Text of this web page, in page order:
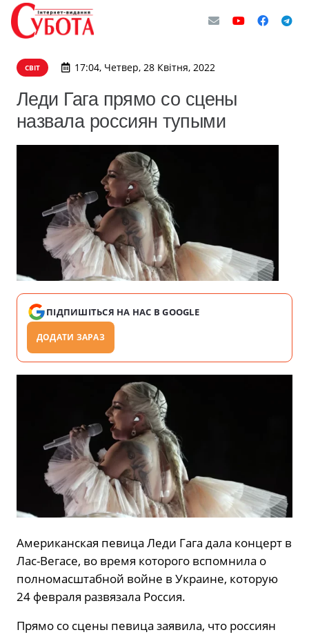
СВІТ 17:04, Четвер, 28 Квітня, 2022
Леди Гага прямо со сцены
назвала россиян тупыми
ПІДПИШІТЬСЯ НА НАС В GOOGLE
ДОДАТИ ЗАРАЗ
Американская певица Леди Гага дала концерт в
Лас-Вегасе, во время которого вспомнила о
полномасштабной войне в Украине, которую
24 февраля развязала Россия.
Прямо со сцены певица заявила, что россиян